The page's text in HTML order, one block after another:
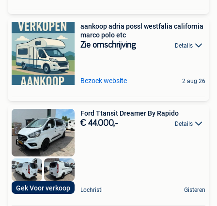
aankoop adria possl westfalia california
marco polo etc
Zie omschrijving Details
Bezoek website 2 aug 26
Gek Voor verkoop
Ford Ttansit Dreamer By Rapido
€ 44.000,- Details
Lochristi Gisteren